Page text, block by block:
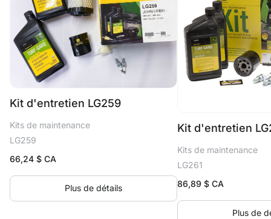
Kit d'entretien LG259
Kits de maintenance
LG259
66,24 $ CA
Plus de détails
Kit d'entretien
Kits de maintenance
LG261
86,89$ CA
Plus de